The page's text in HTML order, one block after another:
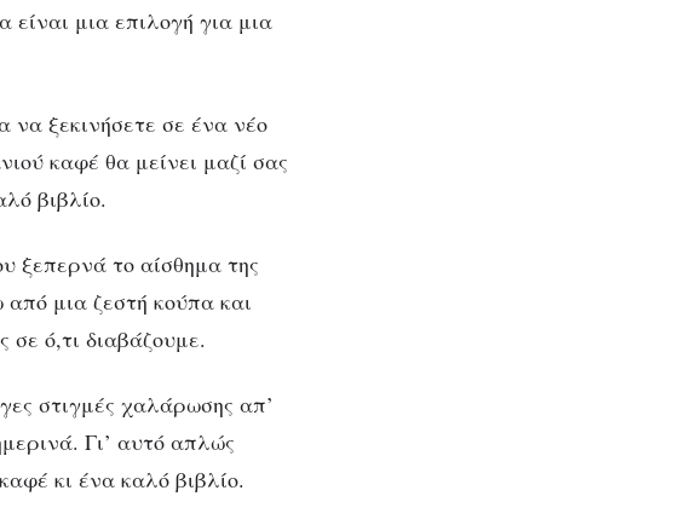
είναι μια επιλογή για μια
να ξεκινήσετε σε ένα νέο
καφέ θα μείνει μαζί σας
βιβλίο.
ξεπερνά το αίσθημα της
μια ζεστή κούπα και
σε ό,τι διαβάζουμε.
στιγμές χαλάρωσης απ’
Γι’ αυτό απλώς
κι ένα καλό βιβλίο.